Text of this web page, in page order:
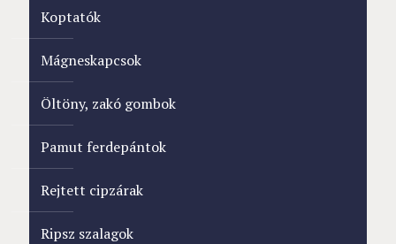
Koptatók
Mágneskapcsok
Öltöny, zakó gombok
Pamut ferdepántok
Rejtett cipzárak
Ripsz szalagok